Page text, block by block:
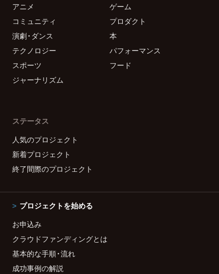
アニメ
ゲーム
コミュニティ
プロダクト
演劇・ダンス
本
テクノロジー
パフォーマンス
スポーツ
フード
ジャーナリズム
ステータス
人気のプロジェクト
新着プロジェクト
終了間際のプロジェクト
プロジェクトを始める
お申込み
クラウドファンディングとは
基本的な手順・流れ
成功事例の解説